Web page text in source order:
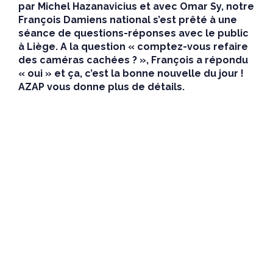
par Michel Hazanavicius et avec Omar Sy, notre
François Damiens national s’est prêté à une
séance de questions-réponses avec le public
à Liège. A la question « comptez-vous refaire
des caméras cachées ? », François a répondu
« oui » et ça, c’est la bonne nouvelle du jour !
AZAP vous donne plus de détails.